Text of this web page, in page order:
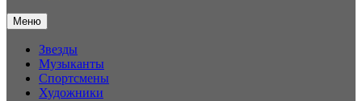
Меню
Звезды
Музыканты
Спортсмены
Художники